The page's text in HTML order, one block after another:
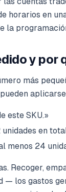
horarios en
la
y por
más
este SKU.»
en
menos 24
Recoger,
— los gastos